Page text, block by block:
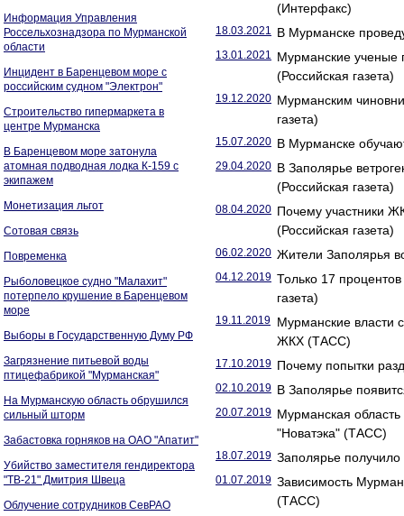
Информация Управления
Россельхознадзора по Мурманской
области
Инцидент в Баренцевом море с
российским судном "Электрон"
Строительство гипермаркета в
центре Мурманска
В Баренцевом море затонула
атомная подводная лодка К-159 с
экипажем
Монетизация льгот
Сотовая связь
Повременка
Рыболовецкое судно "Малахит"
потерпело крушение в Баренцевом
море
Выборы в Государственную Думу РФ
Загрязнение питьевой воды
птицефабрикой "Мурманская"
На Мурманскую область обрушился
сильный шторм
Забастовка горняков на ОАО "Апатит"
Убийство заместителя гендиректора
"ТВ-21" Дмитрия Швеца
Облучение сотрудников СевРАО
(Интерфакс)
18.03.2021 В Мурманске
13.01.2021 Мурманские ученые
(Российская газета)
19.12.2020 Мурманским
газета)
15.07.2020 В Мурманске
29.04.2020 В Заполярье
(Российская газета)
08.04.2020 Почему участники
(Российская газета)
06.02.2020 Жители Заполярья
04.12.2019 Только 17
газета)
19.11.2019 Мурманские власти
ЖКХ (ТАСС)
17.10.2019 Почему попытки
02.10.2019 В Заполярье
20.07.2019 Мурманская область
"Новатэка" (ТАСС)
18.07.2019 Заполярье
01.07.2019 Зависимость
(ТАСС)